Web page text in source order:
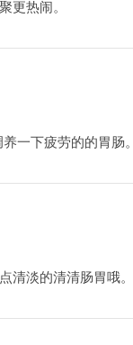
更热闹。
一下疲劳的的胃肠。
清淡的清清肠胃哦。